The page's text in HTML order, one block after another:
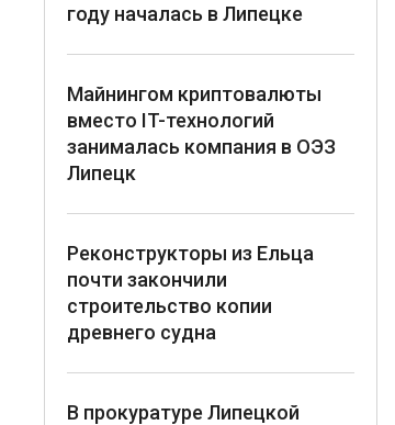
году началась в Липецке
Майнингом криптовалюты
вместо IT-технологий
занималась компания в ОЭЗ
Липецк
Реконструкторы из Ельца
почти закончили
строительство копии
древнего судна
В прокуратуре Липецкой